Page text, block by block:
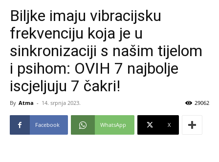
Biljke imaju vibracijsku
frekvenciju koja je u
sinkronizaciji s našim tijelom
i psihom: OVIH 7 najbolje
iscjeljuju 7 čakri!
By Atma - 14. srpnja 2023. 29062
Facebook WhatsApp X